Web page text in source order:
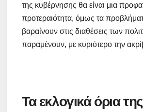
της κυβέρνησης θα είναι μια
προτεραιότητα, όμως τα
βαραίνουν στις διαθέσεις των
παραμένουν, με κυριότερο την
Τα εκλογικά όρια